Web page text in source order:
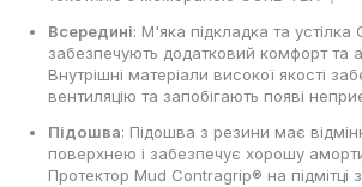
Всередині: М'яка підкладка та устілка
забезпечують додатковий комфорт та
Внутрішні матеріали високої якості
вентиляцію та запобігають появі
Підошва: Підошва з резини має
поверхнею і забезпечує хорошу
Протектор Mud Contragrip® на підмітці